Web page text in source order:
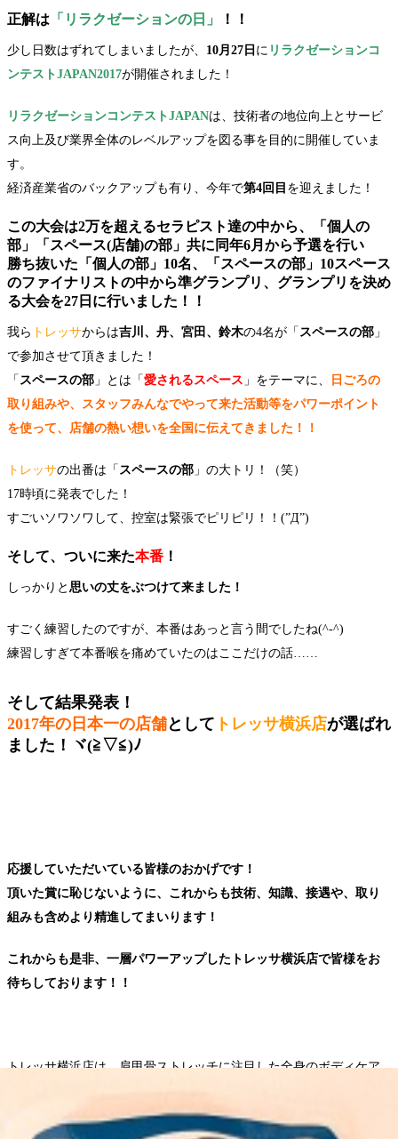
正解は 「リラクゼーションの日」 ！！
少し日数はずれてしまいましたが、 10月27日 に リラクゼーションコ
ンテストJAPAN2017が開催されました！
リラクゼーションコンテストJAPANは、技術者の地位向上とサービ
ス向上及び業界全体のレベルアップを図る事を目的に開催していま
す。
経済産業省のバックアップも有り、今年で第4回目 を迎えました！
この大会は2万を超えるセラピスト達の中から、「 個人の
部 」「 スペース(店舗)の部 」共に同年6月から予選を行い
勝ち抜いた「 個人の部 」 10名、「 スペースの部 」 10スペース
のファイナリストの中から準グランプリ 、 グランプリ を決め
る大会を27日に行いました！！
我ら トレッサからは吉川、丹、宮田、鈴木の4名が「 スペースの部 」
で参加させて頂きました！
「 スペースの部 」とは「 愛されるスペース 」をテーマに、
日ごろの
取り組みや、スタッフみんなでやって来た活動等をパワーポイント
を使って、店舗の熱い想いを全国に伝えてきました！！
トレッサの出番は「 スペースの部 」の大トリ！（笑）
17時頃に発表でした！
すごいソワソワして、控室は緊張でピリピリ！！(”Д”)
そして、ついに来た本番 ！
しっかりと 思いの丈をぶつけて来ました！
すごく練習したのですが、本番はあっと言う間でしたね(^-^)
練習しすぎて本番喉を痛めていたのはここだけの話……
そして結果発表！
2017年の 日本一の店舗として トレッサ横浜店が選ばれ
ました！ヾ(≧▽≦)ﾉ
応援していただいている皆様のおかげです！
頂いた賞に恥じないように、これからも技術、知識、接遇や、取り
組みも含めより精進してまいります！
これからも是非、一層パワーアップしたトレッサ横浜店で皆様をお
待ちしております！！
トレッサ横浜店は、肩甲骨ストレッチに注目した全身のボディケア
ージと同じくらい気持ちがいいリラク系ボディケアを是非体験して